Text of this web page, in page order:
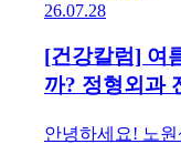
26.07.28
[건강칼럼] 여
까? 정형외과
안녕하세요! 노